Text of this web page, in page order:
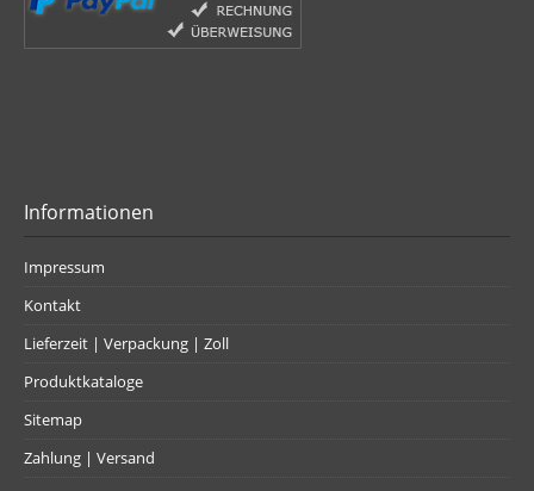
Informationen
Impressum
Kontakt
Lieferzeit | Verpackung | Zoll
Produktkataloge
Sitemap
Zahlung | Versand